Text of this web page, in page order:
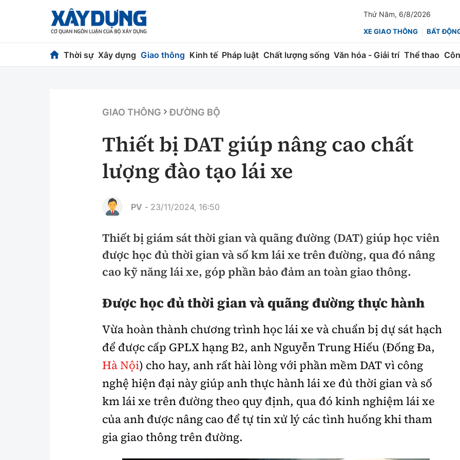
Thứ Năm, 6/8/2026
XE GIAO THÔNG BẤT
Thời sự Xây dựng Giao thông Kinh tế Pháp luật Chất lượng sống Văn hóa - Giải trí Thể thao
Chuyện dọc đường
Chỉ đạo điều hành
Vật liệu xây dựng
Giám định chất lượng
Hàng không
Đường sắt
Đường thủy
Hàng hải
Nhà thầu
Mời thầu - Đấu thầu
Thi viết về Ngành
Chứng khoán
An toàn giao thông
Giao thông 24h
Văn hóa giao thông
Lái xe an toàn
Chung tay vì ATGT
Gương sáng giao thông
xem thêm
Văn hóa - Giải Trí Thể thao
GIAO THÔNG ĐƯỜNG BỘ
Thiết bị DAT giúp nâng cao chất
lượng đào tạo lái xe
PV - 23/11/2024, 16:50
Thiết bị giám sát thời gian và quãng đường (DAT) giúp học viên
được học đủ thời gian và số km lái xe trên đường, qua đó nâng
cao kỹ năng lái xe, góp phần bảo đảm an toàn giao thông.
Được học đủ thời gian và quãng đường thực hành
Vừa hoàn thành chương trình học lái xe và chuẩn bị dự sát hạch
để được cấp GPLX hạng B2, anh Nguyễn Trung Hiếu (Đống Đa,
Hà Nội) cho hay, anh rất hài lòng với phần mềm DAT vì công
nghệ hiện đại này giúp anh thực hành lái xe đủ thời gian và số
km lái xe trên đường theo quy định, qua đó kinh nghiệm lái xe
của anh được nâng cao để tự tin xử lý các tình huống khi tham
gia giao thông trên đường.